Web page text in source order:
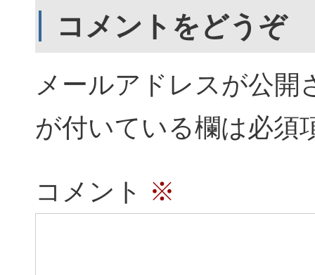
コメントをどうぞ
メールアドレスが公開
が付いている欄は必須
コメント ※